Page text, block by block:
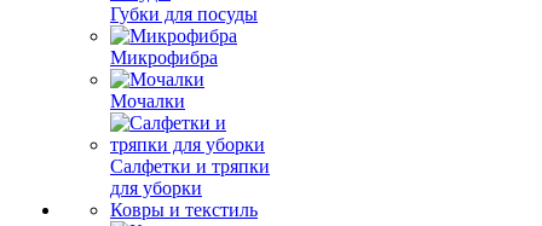
Губки для посуды
Микрофибра
Мочалки
Салфетки и тряпки
для уборки
Ковры и текстиль